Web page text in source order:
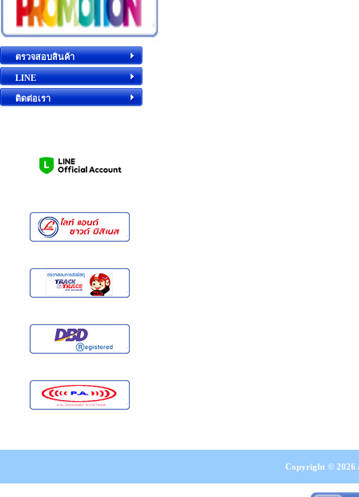
ตรวจสอบสินค้า
LINE
ติดต่อเรา
Copyright © 2026